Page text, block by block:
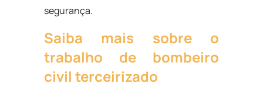
segurança.
Saiba mais sobre o
trabalho de bombeiro
civil terceirizado